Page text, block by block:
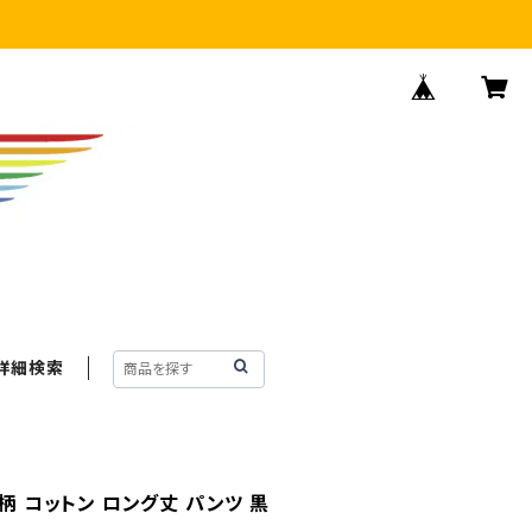
細検索
コットン ロング丈 パンツ 黒